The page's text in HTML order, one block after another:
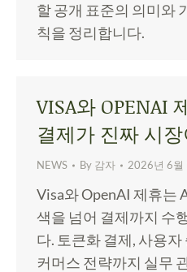
할 공개 표준의 의미와
칙을 정리합니다.
VISA와 OPENAI
결제가 진짜 시
NEWS By 감자 2026년 6월
Visa와 OpenAI 제휴는
색을 넘어 결제까지 수
다. 토큰화 결제, 사용자
커머스 전략까지 실무